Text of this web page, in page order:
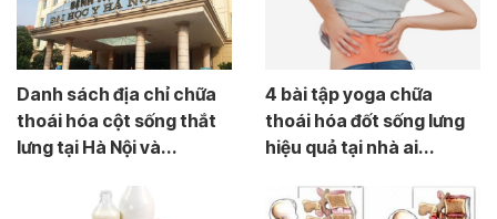
Danh sách địa chỉ chữa
thoái hóa cột sống thắt
lưng tại Hà Nội và...
4 bài tập yoga chữa
thoái hóa đốt sống lưng
hiệu quả tại nhà ai...